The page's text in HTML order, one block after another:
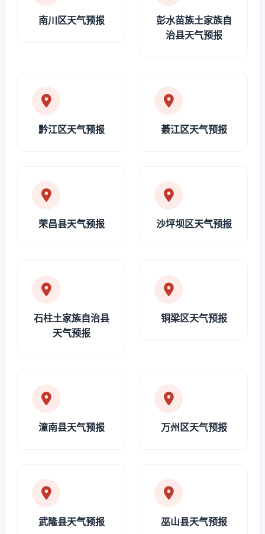
南川区天气预报
彭水苗族土家族自
治县天气预报
黔江区天气预报 綦江区天气预报
荣昌县天气预报 沙坪坝区天气预报
石柱土家族自治县
天气预报
铜梁区天气预报
潼南县天气预报 万州区天气预报
武隆县天气预报 巫山县天气预报